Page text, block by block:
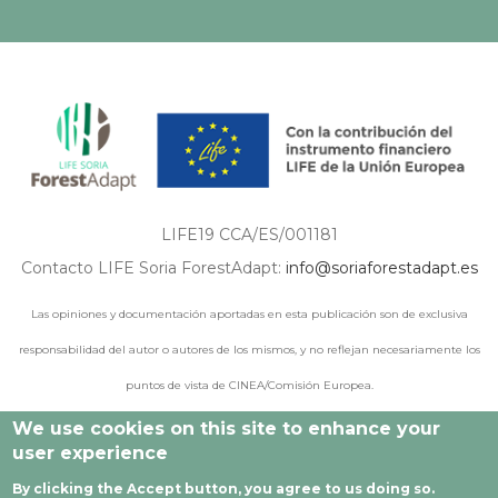
LIFE19 CCA/ES/001181
Contacto LIFE Soria ForestAdapt: info@soriaforestadapt.es
Las opiniones y documentación aportadas en esta publicación son de exclusiva
responsabilidad del autor o autores de los mismos, y no reflejan necesariamente los
puntos de vista de CINEA/Comisión Europea.
We use cookies on this site to enhance your
user experience
By clicking the Accept button, you agree to us doing so.